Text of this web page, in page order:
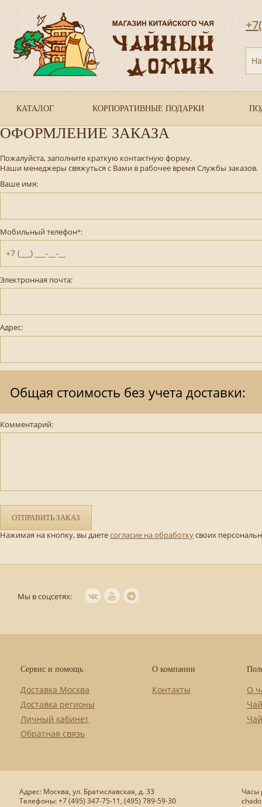
КАТАЛОГ КОРПОРАТИВНЫЕ ПОДАРКИ
ОФОРМЛЕНИЕ ЗАКАЗА
Пожалуйста, заполните краткую контактную форму.
Наши менеджеры свяжуться с Вами в рабочее время Службы заказов.
Ваше имя:
Мобильный телефон*:
+7 (___) ___-__-__
Электронная почта:
Адрес:
Общая стоимость без учета доставки:
Комментарий:
ОТПРАВИТЬ ЗАКАЗ
Нажимая на кнопку, вы даетесогласие на обработкусвоих
Мы в соцсетях:
Сервис и помощь
Доставка Москва
Доставка регионы
Личный кабинет
Обратная связь
О компании
Контакты
О
Адрес: Москва, ул. Братиславская, д. 33
Телефоны: +7 (495) 347-75-11, (495) 789-59-30
Часы